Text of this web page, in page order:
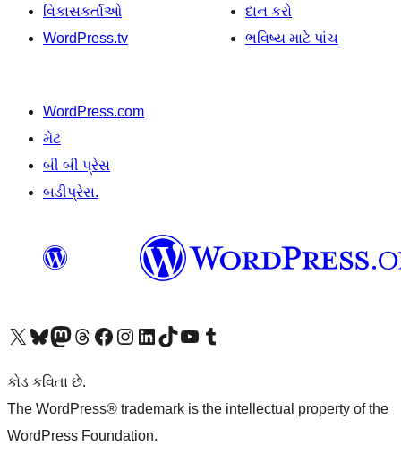
વિકાસકર્તાઓ
WordPress.tv
દાન કરો
ભવિષ્ય માટે પાંચ
WordPress.com
મેટ
બી બી પ્રેસ
બડીપ્રેસ.
અમારા X (અગાઉ ટ્વિટર) એકાઉન્ટની મુલાકાત લોઅમારા Bluesky એકાઉન્ટની મુલાકાત લોઅમારા માસ્ટોડોન એકાઉન્ટની મુલાકાત લોઅમારા Threads એકાઉન્ટની મુલાકાત લો અમારા ફેસબુક પેજની મુલાકાત લોઅમારા ઇન્સ્ટાગ્રામ એકાઉન્ટની મુલાકાત લો અમારા LinkedIn એકાઉન્ટની મુલાકાત લોઅમારા TikTok એકાઉન્ટની મુલાકાત લોઅમારી YouTube ચેનલની મુલાકાત લો અમારા Tumblr એકાઉન્ટની મુલાકાત લો
કોડ કવિતા છે.
The WordPress® trademark is the intellectual property of the
WordPress Foundation.